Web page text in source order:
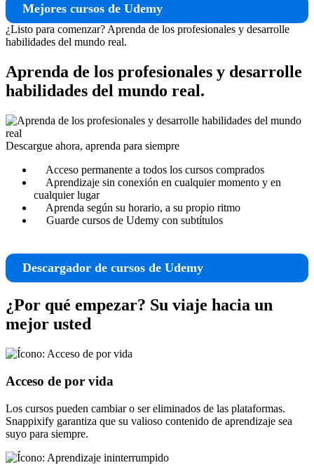
Mejores cursos de Udemy
¿Listo para comenzar? Aprenda de los profesionales y desarrolle
habilidades del mundo real.
Aprenda de los profesionales y desarrolle
habilidades del mundo real.
Descargue ahora, aprenda para siempre
Acceso permanente a todos los cursos comprados
Aprendizaje sin conexión en cualquier momento y en
cualquier lugar
Aprenda según su horario, a su propio ritmo
Guarde cursos de Udemy con subtítulos
Descargador de cursos de Udemy
¿Por qué empezar? Su viaje hacia un
mejor usted
Acceso de por vida
Los cursos pueden cambiar o ser eliminados de las plataformas.
Snappixify garantiza que su valioso contenido de aprendizaje sea
suyo para siempre.